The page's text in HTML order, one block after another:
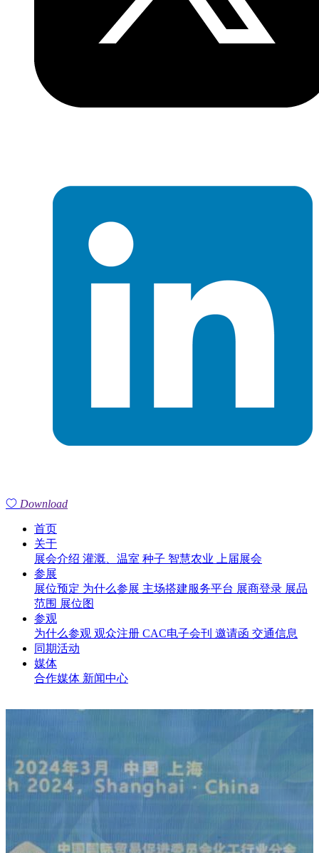
Download
首页
关于
展会介绍 灌溉、温室 种子 智慧农业
上届展会
参展
展位预定 为什么参展 主场搭建服务平台 展商登录 展品
范围 展位图
参观
为什么参观 观众注册 CAC电子会刊 邀请函 交通信息
同期活动
媒体
合作媒体 新闻中心